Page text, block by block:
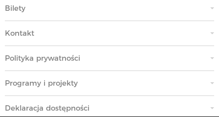
Bilety
Kontakt
Polityka prywatności
Programy i projekty
Deklaracja dostępności